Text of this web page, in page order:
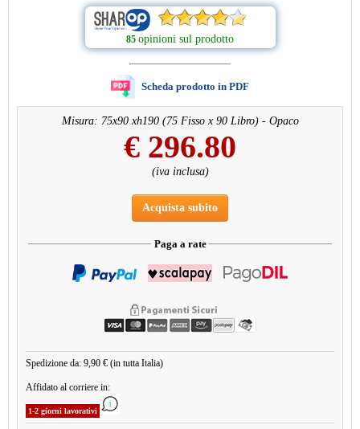
85 opinioni sul prodotto
Scheda prodotto in PDF
Misura: 75x90 xh190 (75 Fisso x 90 Libro) - Opaco
€ 296.80
(iva inclusa)
Acquista subito
Paga a rate
Spedizione da: 9,90 € (in tutta Italia)
Affidato al corriere in:
1-2 giorni lavorativi